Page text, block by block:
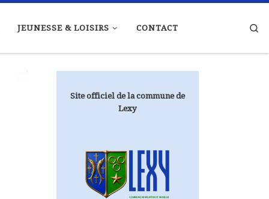
JEUNESSE & LOISIRS CONTACT
Site officiel de la commune de
Lexy